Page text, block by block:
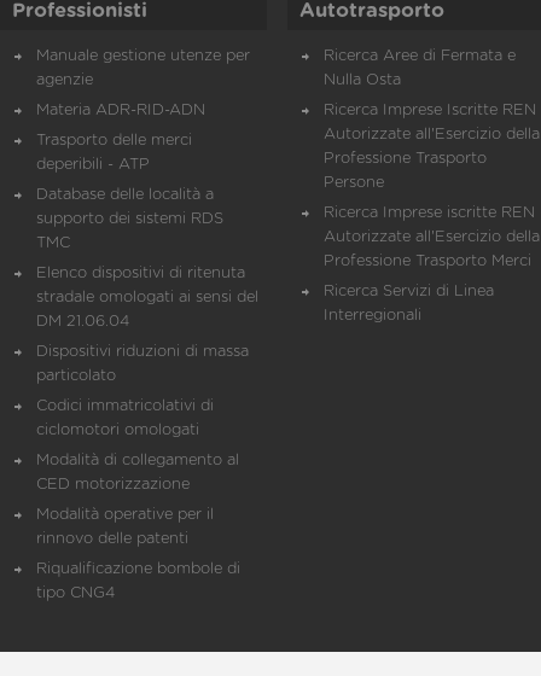
Professionisti
Manuale gestione utenze per
agenzie
Materia ADR-RID-ADN
Trasporto delle merci
deperibili - ATP
Database delle località a
supporto dei sistemi RDS
TMC
Elenco dispositivi di ritenuta
stradale omologati ai sensi del
DM 21.06.04
Dispositivi riduzioni di massa
particolato
Codici immatricolativi di
ciclomotori omologati
Modalità di collegamento al
CED motorizzazione
Modalità operative per il
rinnovo delle patenti
Riqualificazione bombole di
tipo CNG4
Autotrasporto
Ricerca Aree di Fermata e
Nulla Osta
Ricerca Imprese Iscritte REN
Autorizzate all'Esercizio della
Professione Trasporto
Persone
Ricerca Imprese iscritte REN
Autorizzate all'Esercizio della
Professione Trasporto Merci
Ricerca Servizi di Linea
Interregionali